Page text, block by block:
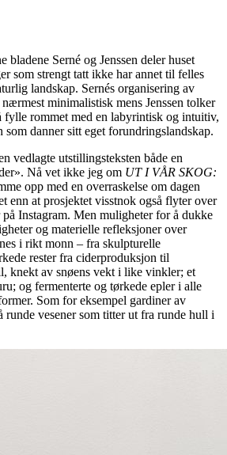
bladene Serné og Jenssen deler huset
som strengt tatt ikke har annet til felles
landskap. Sernés organisering av
minimalistisk mens Jenssen tolker
fylle rommet med en labyrintisk og intuitiv,
som danner sitt eget forundringslandskap.
vedlagte utstillingsteksten både en
Nå vet ikke jeg om UT I VÅR SKOG:
opp med en overraskelse om dagen
enn at prosjektet visstnok også flyter over
på Instagram. Men muligheter for å dukke
og materielle refleksjoner over
i rikt monn – fra skulpturelle
rester fra ciderproduksjon til
knekt av snøens vekt i like vinkler; et
og fermenterte og tørkede epler i alle
Som for eksempel gardiner av
runde vesener som titter ut fra runde hull i